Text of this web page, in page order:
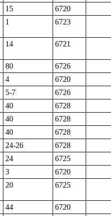
15
6720
1 6723
14 6721
80
6726
4
6720
5-7
6726
40
6728
40
6728
40
6728
24-26
6728
24
6725
3
6720
20 6725
44 6720